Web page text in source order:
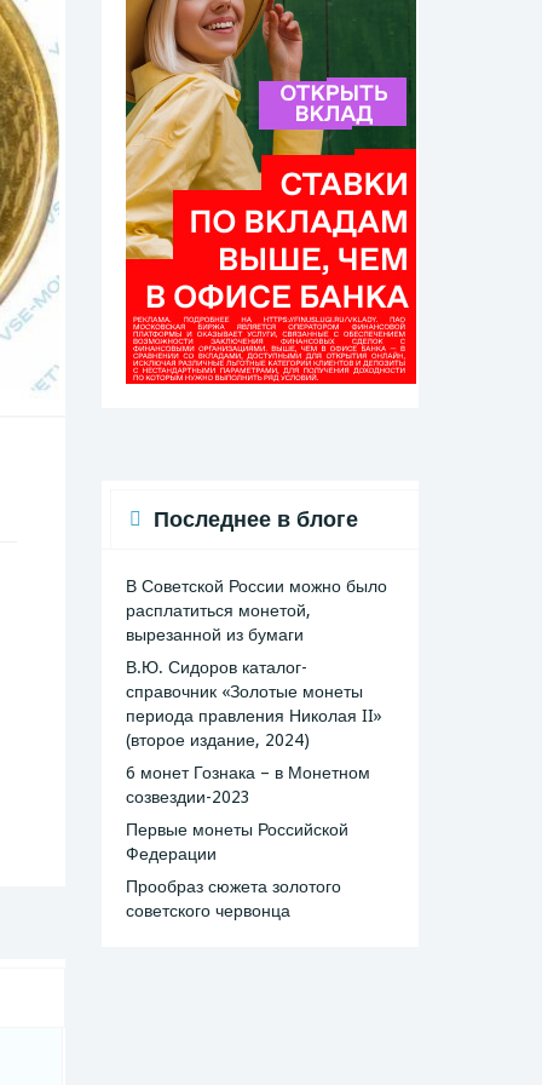
Последнее в блоге
В Советской России можно было
расплатиться монетой,
вырезанной из бумаги
В.Ю. Сидоров каталог-
справочник «Золотые монеты
периода правления Николая II»
(второе издание, 2024)
6 монет Гознака – в Монетном
созвездии-2023
Первые монеты Российской
Федерации
Прообраз сюжета золотого
советского червонца